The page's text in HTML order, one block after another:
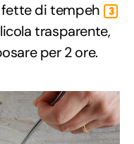
fette di tempeh 3
trasparente,
per 2 ore.